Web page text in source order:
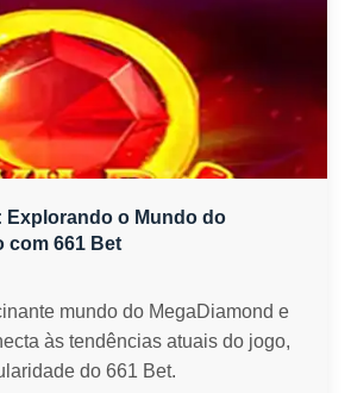
Explorando o Mundo do
com 661 Bet
mundo do MegaDiamond e
às tendências atuais do jogo,
do 661 Bet.